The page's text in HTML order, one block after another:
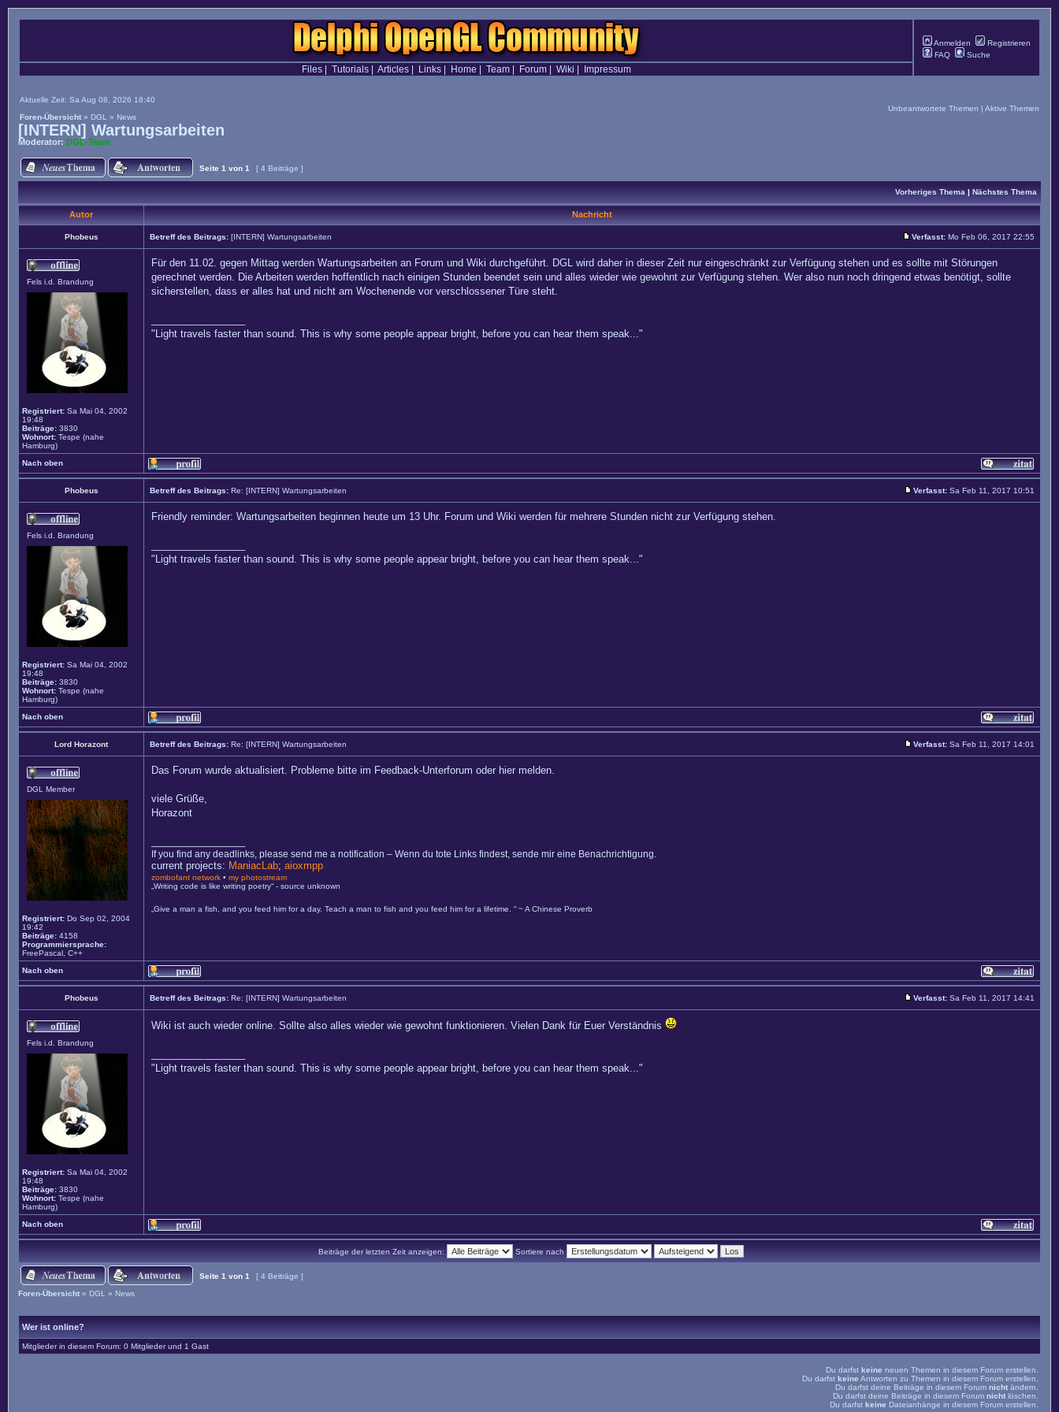
Anmelden
Registrieren
FAQ
Suche
Files| Tutorials| Articles| Links| Home Team| Forum| Wiki Impressum
Aktuelle Zeit: Sa Aug 08, 2026 18:40
Foren-Übersicht » DGL » News
Unbeantwortete Themen | Aktive Themen
[INTERN] Wartungsarbeiten
Moderator: DGL-Team
Seite 1 von 1 [ 4 Beiträge ]
Vorheriges Thema | Nächstes Thema
Autor Nachricht
Phobeus Betreff des Beitrags: [INTERN] Wartungsarbeiten Verfasst: Mo Feb 06, 2017 22:55
Fels i.d. Brandung
Registriert: Sa Mai 04, 2002
19:48
Beiträge: 3830
Wohnort: Tespe (nahe
Hamburg)
Für den 11.02. gegen Mittag werden Wartungsarbeiten an Forum und Wiki durchgeführt. DGL wird daher in dieser Zeit nur eingeschränkt zur Verfügung stehen und es sollte mit Störungen
gerechnet werden. Die Arbeiten werden hoffentlich nach einigen Stunden beendet sein und alles wieder wie gewohnt zur Verfügung stehen. Wer also nun noch dringend etwas benötigt, sollte
sicherstellen, dass er alles hat und nicht am Wochenende vor verschlossener Türe steht.
"Light travels faster than sound. This is why some people appear bright, before you can hear them speak..."
Nach oben
Phobeus Betreff des Beitrags: Re: [INTERN] Wartungsarbeiten Verfasst: Sa Feb 11, 2017 10:51
Fels i.d. Brandung
Registriert: Sa Mai 04, 2002
19:48
Beiträge: 3830
Wohnort: Tespe (nahe
Hamburg)
Friendly reminder: Wartungsarbeiten beginnen heute um 13 Uhr. Forum und Wiki werden für mehrere Stunden nicht zur Verfügung stehen.
"Light travels faster than sound. This is why some people appear bright, before you can hear them speak..."
Nach oben
Lord Horazont Betreff des Beitrags: Re: [INTERN] Wartungsarbeiten Verfasst: Sa Feb 11, 2017 14:01
DGL Member
Registriert: Do Sep 02, 2004
19:42
Beiträge: 4158
Programmiersprache:
FreePascal, C++
Das Forum wurde aktualisiert. Probleme bitte im Feedback-Unterforum oder hier melden.
viele Grüße,
Horazont
If you find any deadlinks, please send me a notification – Wenn du tote Links findest, sende mir eine Benachrichtigung.
current projects: ManiacLab; aioxmpp
zombofant network • my photostream
„Writing code is like writing poetry“ - source unknown
„Give a man a fish, and you feed him for a day. Teach a man to fish and you feed him for a lifetime. “ ~ A Chinese Proverb
Nach oben
Phobeus Betreff des Beitrags: Re: [INTERN] Wartungsarbeiten Verfasst: Sa Feb 11, 2017 14:41
Fels i.d. Brandung
Registriert: Sa Mai 04, 2002
19:48
Beiträge: 3830
Wohnort: Tespe (nahe
Hamburg)
Wiki ist auch wieder online. Sollte also alles wieder wie gewohnt funktionieren. Vielen Dank für Euer Verständnis
"Light travels faster than sound. This is why some people appear bright, before you can hear them speak..."
Nach oben
Beiträge der letzten Zeit anzeigen: Sortiere nach
Seite 1 von 1
[ 4 Beiträge ]
Foren-Übersicht » DGL » News
Wer ist online?
Mitglieder in diesem Forum: 0 Mitglieder und 1 Gast
Du darfst keine neuen Themen in diesem Forum erstellen.
Du darfst keine Antworten zu Themen in diesem Forum erstellen.
Du darfst deine Beiträge in diesem Forum nicht ändern.
Du darfst deine Beiträge in diesem Forum nicht löschen.
Du darfst keine Dateianhänge in diesem Forum erstellen.